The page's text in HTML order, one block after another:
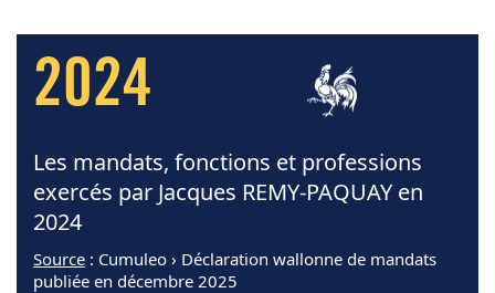
2024
Les mandats, fonctions et professions
exercés par Jacques REMY-PAQUAY en
2024
Source : Cumuleo › Déclaration wallonne de mandats
publiée en décembre 2025